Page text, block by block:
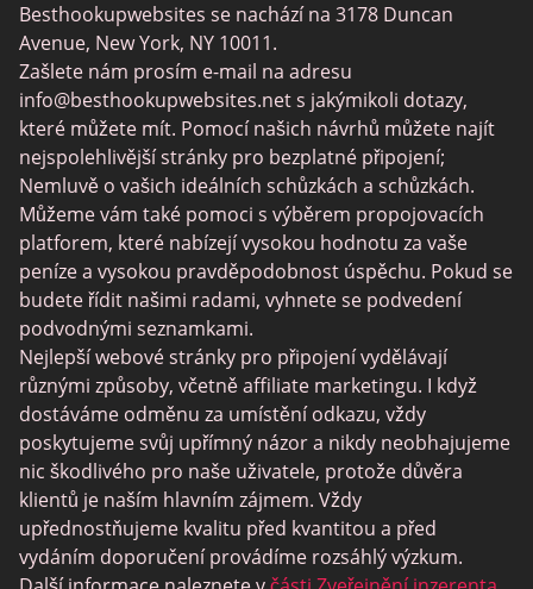
MyLOL
Swingtowns
Instabang
Besthookupwebsites se nachází na 3178 Duncan
Avenue, New York, NY 10011.
Zašlete nám prosím e-mail na adresu
info@besthookupwebsites.nets jakýmikoli dotazy,
které můžete mít. Pomocí našich návrhů můžete najít
nejspolehlivější stránky pro bezplatné připojení;
Nemluvě o vašich ideálních schůzkách a schůzkách.
Můžeme vám také pomoci s výběrem propojovacích
platforem, které nabízejí vysokou hodnotu za vaše
peníze a vysokou pravděpodobnost úspěchu. Pokud se
budete řídit našimi radami, vyhnete se podvedení
podvodnými seznamkami.
Nejlepší webové stránky pro připojení vydělávají
různými způsoby, včetně affiliate marketingu. I když
dostáváme odměnu za umístění odkazu, vždy
poskytujeme svůj upřímný názor a nikdy neobhajujeme
nic škodlivého pro naše uživatele, protože důvěra
klientů je naším hlavním zájmem. Vždy
upřednostňujeme kvalitu před kvantitou a před
vydáním doporučení provádíme rozsáhlý výzkum.